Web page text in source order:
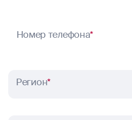
Номер телефона*
Регион*